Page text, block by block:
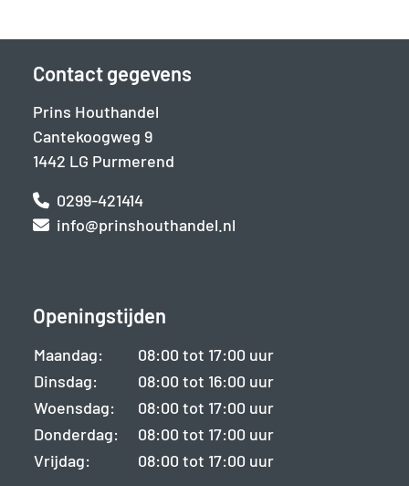
Contact gegevens
Prins Houthandel
Cantekoogweg 9
1442 LG Purmerend
0299-421414
info@prinshouthandel.nl
Openingstijden
Maandag:
08:00 tot 17:00 uur
Dinsdag:
08:00 tot 16:00 uur
Woensdag:
08:00 tot 17:00 uur
Donderdag:
08:00 tot 17:00 uur
Vrijdag:
08:00 tot 17:00 uur